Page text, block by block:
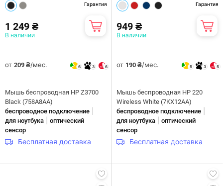
Гарантия
1 249 ₴
В наличии
от 209 ₴/мес. 6 3 6
Мышь беспроводная HP Z3700
Black (758A8AA)
беспроводное подключение
для ноутбука
оптический
сенсор
Бесплатная доставка
Гарантия
949 ₴
В наличии
от 190 ₴/мес. 5 3 5
Мышь беспроводная HP 220
Wireless White (7KX12AA)
беспроводное подключение
для ноутбука
оптический
сенсор
Бесплатная доставка